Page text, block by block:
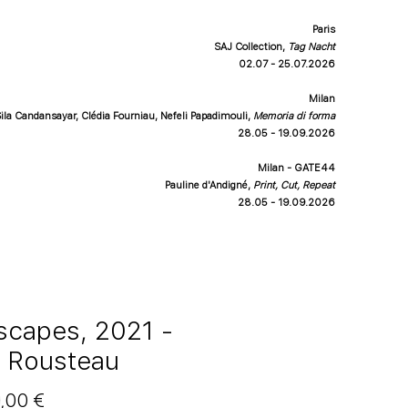
Paris
SAJ Collection, Tag Nacht
02.07 - 25.07.2026
Milan
Candansayar, Clédia Fourniau, Nefeli Papadimouli, Memoria di forma
28.05 - 19.09.2026
Milan - GATE44
Pauline d'Andigné, Print, Cut, Repeat
28.05 - 19.09.2026
2021 -
Rousteau
€